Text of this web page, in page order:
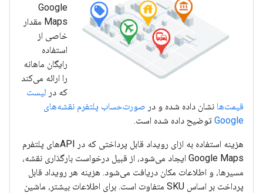
Google
Maps مقدار
خاصی از
استفاده
رایگان ماهانه
را ارائه می‌کند
که در لیست
قیمت‌ها نشان داده شده و در صورت‌حساب پلتفرم نقشه‌های
Google توضیح داده شده است.
هزینه استفاده به ازای رویداد قابل پرداختی که در APIهای پلتفرم
Google Maps ایجاد می‌شود، از قبیل درخواست بارگذاری نقشه،
مسیرها، و اطلاعات مکان دریافت می‌شود. هزینه هر رویداد قابل
پرداخت بر اساس SKU متفاوت است. برای اطلاعات بیشتر، ماشین